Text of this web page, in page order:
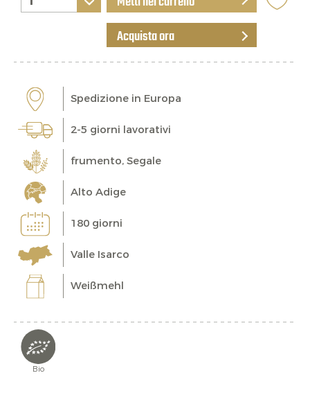
Acquista ora
Spedizione in Europa
2-5 giorni lavorativi
frumento, Segale
Alto Adige
180 giorni
Valle Isarco
Weißmehl
Bio